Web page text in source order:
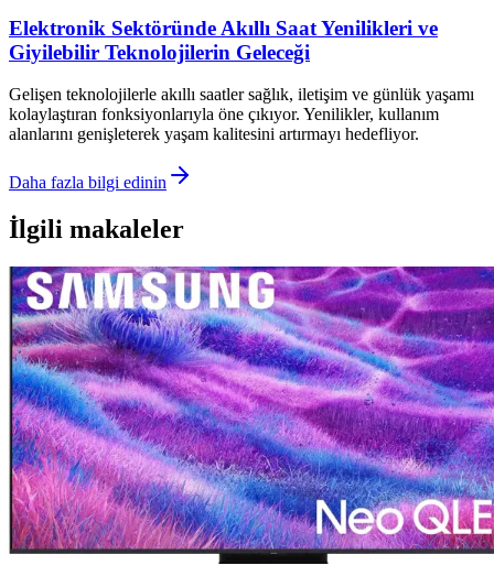
Elektronik Sektöründe Akıllı Saat Yenilikleri ve
Giyilebilir Teknolojilerin Geleceği
Gelişen teknolojilerle akıllı saatler sağlık, iletişim ve günlük yaşamı
kolaylaştıran fonksiyonlarıyla öne çıkıyor. Yenilikler, kullanım
alanlarını genişleterek yaşam kalitesini artırmayı hedefliyor.
Daha fazla bilgi edinin
İlgili makaleler